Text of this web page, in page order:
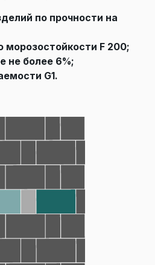
по прочности на
морозостойкости F 200;
не более 6%;
G1.